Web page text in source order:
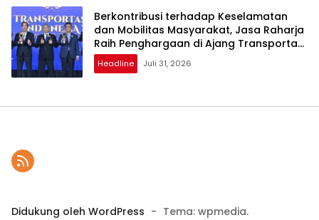
Berkontribusi terhadap Keselamatan
dan Mobilitas Masyarakat, Jasa Raharja
Raih Penghargaan di Ajang Transportasi
Indonesia Awards 2026
Headline Juli 31, 2026
Didukung oleh WordPress - Tema: wpmedia.